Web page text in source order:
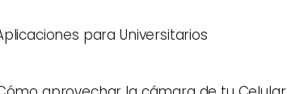
para Universitarios